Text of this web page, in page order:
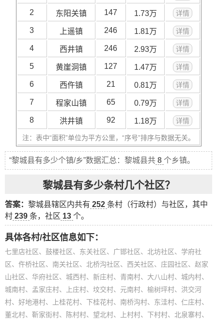
2 东阳关镇 147 1.73万 详情
3 上遥镇 246 1.81万 详情
4 西井镇 246 2.93万 详情
5 黄崖洞镇 127 1.47万 详情
6 西仵镇 21 0.81万 详情
7 程家山镇 65 0.79万 详情
8 洪井镇 92 1.18万 详情
注：表中“面积”单位为平方公里，“序号”排序与数据无关。
“黎城县有多少个镇/乡”数据汇总：黎城县共 8 个乡镇。
黎城县有多少条村几个社区？
答案： 黎城县辖区内共有 252 条村（行政村）与社区，其中
村 239 条，社区 13 个。
具体各村/社区信息如下：
七里店社区、鼓楼社区、东关社区、广邯社区、北坊社区、学府社
区、仵桥社区、南关社区、北桥沟社区、西关社区、庄园社区、赵家
山社区、华府社区、城西村、新庄村、青南村、大八山村、城内村、
城南村、孟家庄村、上庄村、坟交村、元南村、榆树坪村、洪交河
村、好地港村、上桂花村、下桂花村、南桥沟村、东洼村、仁庄村、
董北村、靳家街村、陈村村、望北村、上村村、下村村、北泉寨村、